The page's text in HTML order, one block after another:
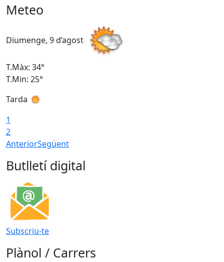
Meteo
Diumenge, 9 d’agost
T.Màx: 34°
T.Min: 25°
Tarda
1
2
AnteriorSegüent
Butlletí digital
Subscriu-te
Plànol / Carrers